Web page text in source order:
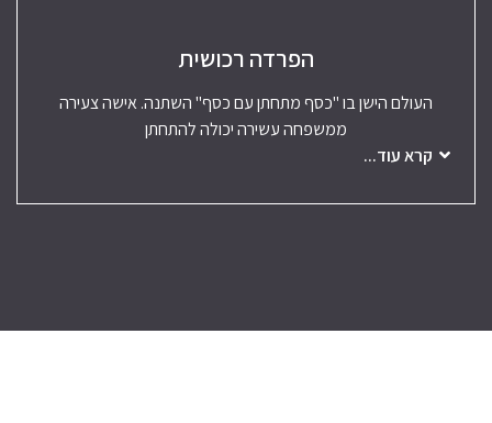
הפרדה רכושית
העולם הישן בו "כסף מתחתן עם כסף" השתנה. אישה צעירה
ממשפחה עשירה יכולה להתחתן
קרא עוד...